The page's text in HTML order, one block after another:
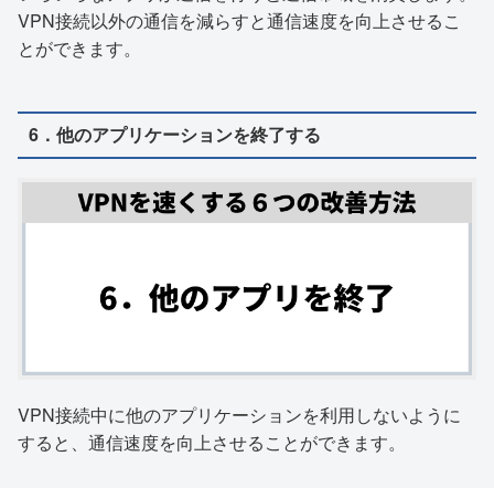
VPN接続以外の通信を減らすと通信速度を向上させるこ
とができます。
6．他のアプリケーションを終了する
VPN接続中に他のアプリケーションを利用しないように
すると、通信速度を向上させることができます。